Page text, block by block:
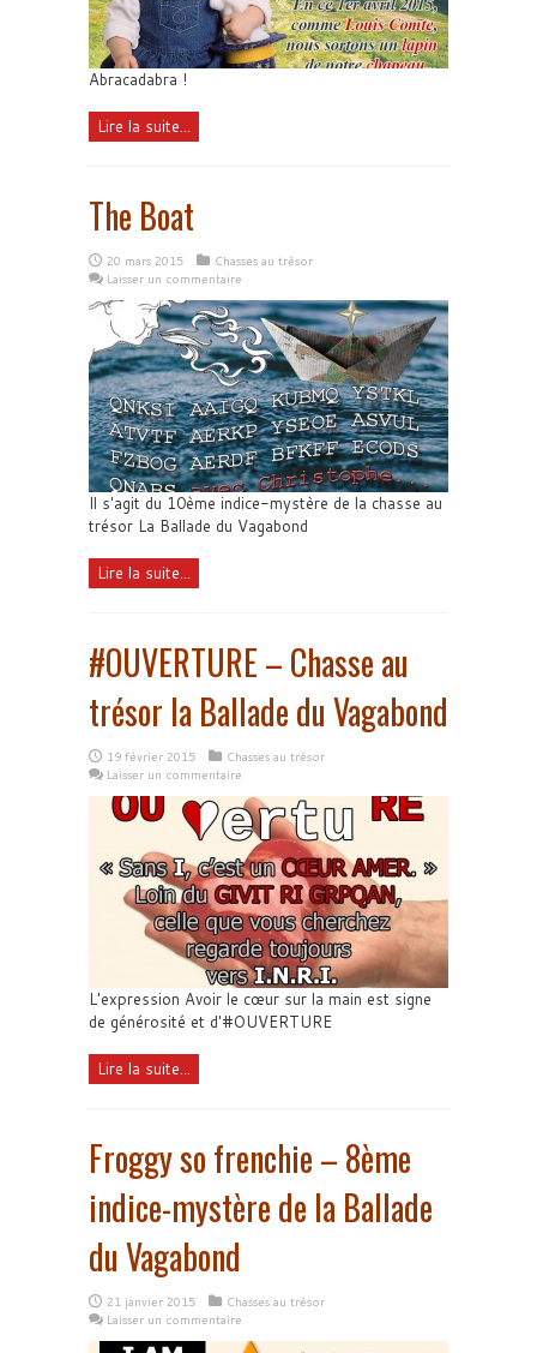
Abracadabra !
Lire la suite...
The Boat
20 mars 2015
Chasses au trésor
Laisser un commentaire
Il s'agit du 10ème indice-mystère de la chasse au
trésor La Ballade du Vagabond
Lire la suite...
#OUVERTURE – Chasse au
trésor la Ballade du Vagabond
19 février 2015
Chasses au trésor
Laisser un commentaire
L'expression Avoir le cœur sur la main est signe
de générosité et d'#OUVERTURE
Lire la suite...
Froggy so frenchie – 8ème
indice-mystère de la Ballade
du Vagabond
21 janvier 2015
Chasses au trésor
Laisser un commentaire